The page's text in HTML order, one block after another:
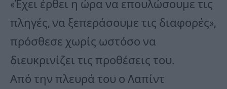
«Έχει έρθει η ώρα να επουλώσουμε τις
πληγές, να ξεπεράσουμε τις διαφορές»,
πρόσθεσε χωρίς ωστόσο να
διευκρινίζει τις προθέσεις του.
Από την πλευρά του ο Λαπίντ